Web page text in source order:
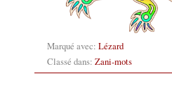
Marqué avec: Lézard
Classé dans: Zani-mots